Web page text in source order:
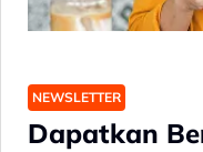
NEWSLETTER
Dapatkan